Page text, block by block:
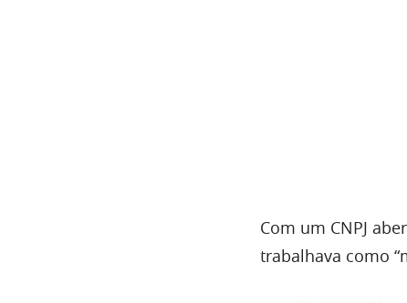
Com um CNPJ
trabalhava como